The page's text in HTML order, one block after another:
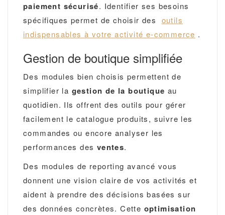
paiement sécurisé. Identifier ses besoins
spécifiques permet de choisir des
outils
indispensables à votre activité e-commerce .
Gestion de boutique simplifiée
Des modules bien choisis permettent de
simplifier la gestion de la boutique au
quotidien. Ils offrent des outils pour gérer
facilement le catalogue produits, suivre les
commandes ou encore analyser les
performances des ventes.
Des modules de reporting avancé vous
donnent une vision claire de vos activités et
aident à prendre des décisions basées sur
des données concrètes. Cette optimisation